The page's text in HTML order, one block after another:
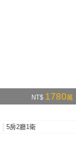
NT$ 1780萬
5房2廳1衛